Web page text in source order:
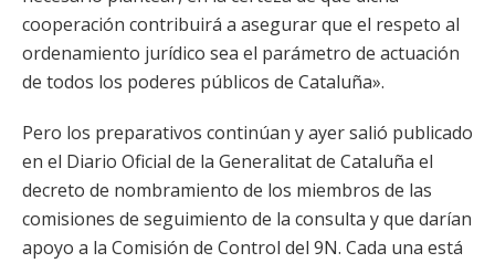
cooperación contribuirá a asegurar que el respeto al
ordenamiento jurídico sea el parámetro de actuación
de todos los poderes públicos de Cataluña».
Pero los preparativos continúan y ayer salió publicado
en el Diario Oficial de la Generalitat de Cataluña el
decreto de nombramiento de los miembros de las
comisiones de seguimiento de la consulta y que darían
apoyo a la Comisión de Control del 9N. Cada una está